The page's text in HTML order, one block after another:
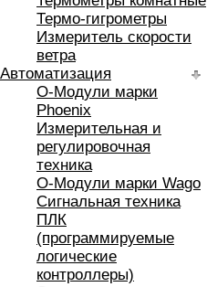
Термо-гигрометры
Измеритель скорости
ветра
Автоматизация
O-Модули марки
Phoenix
Измерительная и
регулировочная
техника
O-Модули марки Wago
Сигнальная техника
ПЛК
(программируемые
логические
контроллеры)